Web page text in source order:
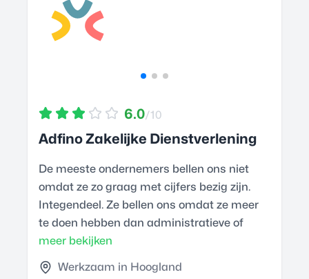
6.0/10
Adfino Zakelijke Dienstverlening
De meeste ondernemers bellen ons niet
omdat ze zo graag met cijfers bezig zijn.
Integendeel. Ze bellen ons omdat ze meer
te doen hebben dan administratieve of
meer bekijken
Werkzaam in Hoogland